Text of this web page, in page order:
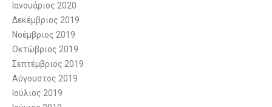
Ιανουάριος 2020
Δεκέμβριος 2019
Νοέμβριος 2019
Οκτώβριος 2019
Σεπτέμβριος 2019
Αύγουστος 2019
Ιούλιος 2019